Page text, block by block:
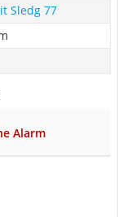
Sledg 77
Alarm